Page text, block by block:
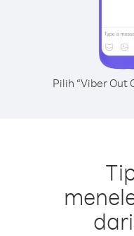
Pilih “Viber Out